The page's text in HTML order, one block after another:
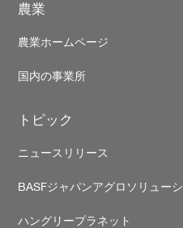
農業
農業ホームページ
国内の事業所
トピック
ニュースリリース
BASFジャパンアグロソリュー
ハングリープラネット